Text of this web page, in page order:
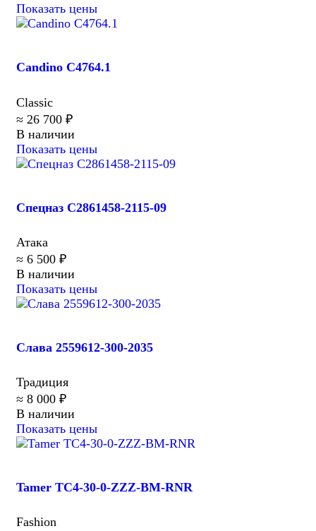
Показать цены
Candino C4764.1
Classic
≈ 26 700 ₽
В наличии
Показать цены
Спецназ C2861458-2115-09
Атака
≈ 6 500 ₽
В наличии
Показать цены
Слава 2559612-300-2035
Традиция
≈ 8 000 ₽
В наличии
Показать цены
Tamer TC4-30-0-ZZZ-BM-RNR
Fashion